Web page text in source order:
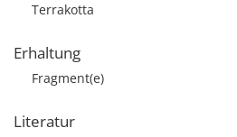
Terrakotta
Erhaltung
Fragment(e)
Literatur